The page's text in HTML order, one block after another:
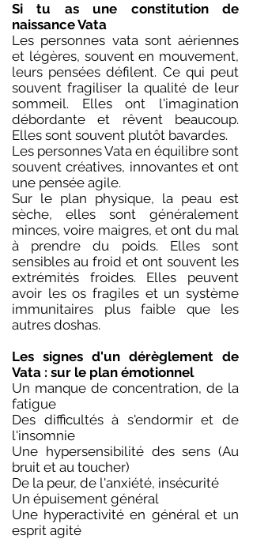
Si tu as une constitution de
naissance Vata
Les personnes vata sont aériennes
et légères, souvent en mouvement,
leurs pensées défilent. Ce qui peut
souvent fragiliser la qualité de leur
sommeil. Elles ont l'imagination
débordante et rêvent beaucoup.
Elles sont souvent plutôt bavardes.
Les personnes Vata en équilibre sont
souvent créatives, innovantes et ont
une pensée agile.
Sur le plan physique, la peau est
sèche, elles sont généralement
minces, voire maigres, et ont du mal
à prendre du poids. ​Elles sont
sensibles au froid et ont souvent les
extrémités froides. Elles peuvent
avoir les os fragiles et un système
immunitaires plus faible que les
autres doshas.
Les signes d'un dérèglement de
Vata : sur le plan émotionnel
Un manque de concentration, de la
fatigue
Des difficultés à s'endormir et de
l'insomnie
Une hypersensibilité des sens (Au
bruit et au toucher)
De la peur, de l'anxiété, insécurité
Un épuisement général
Une hyperactivité en général et un
esprit agité